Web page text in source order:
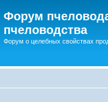
Форум
пчеловодства
Форум о целебных свойствах